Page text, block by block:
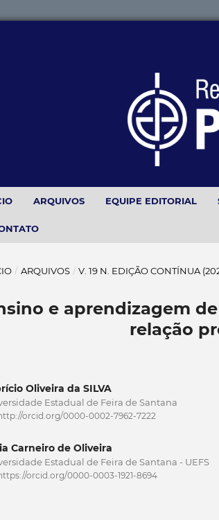
ARQUIVOS EQUIPE EDITORIAL
/ ARQUIVOS / V. 19 N. EDIÇÃO CONTÍNUA
e aprendizagem
relação
Oliveira da SILVA
Estadual de Feira de Santana
orcid.org/0000-0002-7962-7222
Carneiro de Oliveira
Estadual de Feira de Santana - UEFS
orcid.org/0000-0003-1921-8694